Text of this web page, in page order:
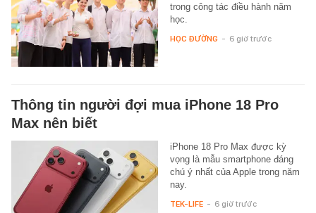
trong công tác điều hành năm
học.
HỌC ĐƯỜNG - 6 giờ trước
Thông tin người đợi mua iPhone 18 Pro
Max nên biết
iPhone 18 Pro Max được kỳ
vọng là mẫu smartphone đáng
chú ý nhất của Apple trong năm
nay.
TEK-LIFE - 6 giờ trước